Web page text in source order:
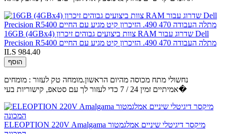
16GB (4GBx4) צוות ביצועים גבוהים זיכרון RAM שדרוג עבור Dell
Precision R5400 מתלה העבודה 470 490. הזיכרון קיט מגיע עם החיים
ILS 984.40
הוסף
נחשולי מתח מכוסה מהיום הראשון.מומחה טק לעזור : מומחים
אמיתיים זמין 24 / 7 כדי לעזור לך עם סטאפ, קישוריות בעי�
ELEOPTION 220V Amalgama מיקסר דיגיטלי שיניים אמלגמטור